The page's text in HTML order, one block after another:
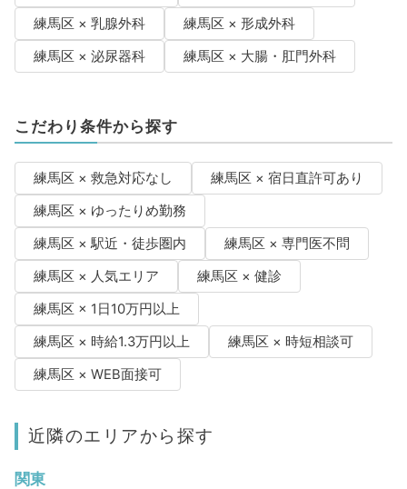
練馬区 × 乳腺外科
練馬区 × 形成外科
練馬区 × 泌尿器科
練馬区 × 大腸・肛門外科
こだわり条件から探す
練馬区 × 救急対応なし
練馬区 × 宿日直許可あり
練馬区 × ゆったりめ勤務
練馬区 × 駅近・徒歩圏内
練馬区 × 専門医不問
練馬区 × 人気エリア
練馬区 × 健診
練馬区 × 1日10万円以上
練馬区 × 時給1.3万円以上
練馬区 × 時短相談可
練馬区 × WEB面接可
近隣のエリアから探す
関東